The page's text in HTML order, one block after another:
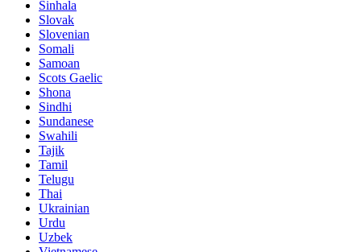
Sinhala
Slovak
Slovenian
Somali
Samoan
Scots Gaelic
Shona
Sindhi
Sundanese
Swahili
Tajik
Tamil
Telugu
Thai
Ukrainian
Urdu
Uzbek